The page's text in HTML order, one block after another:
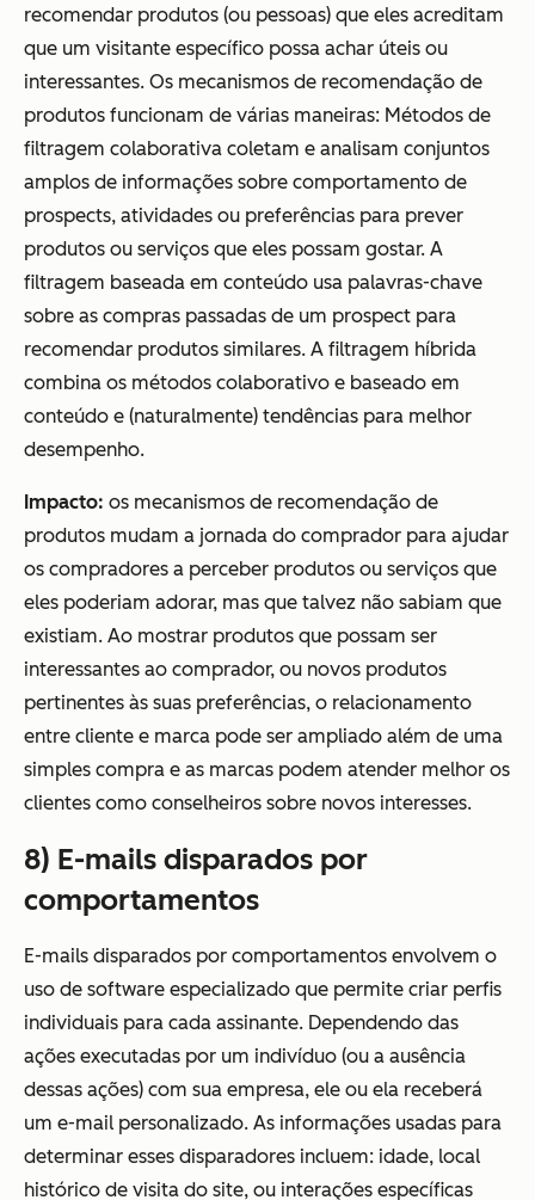
recomendar produtos (ou pessoas) que eles acreditam
que um visitante específico possa achar úteis ou
interessantes. Os mecanismos de recomendação de
produtos funcionam de várias maneiras: Métodos de
filtragem colaborativa coletam e analisam conjuntos
amplos de informações sobre comportamento de
prospects, atividades ou preferências para prever
produtos ou serviços que eles possam gostar. A
filtragem baseada em conteúdo usa palavras-chave
sobre as compras passadas de um prospect para
recomendar produtos similares. A filtragem híbrida
combina os métodos colaborativo e baseado em
conteúdo e (naturalmente) tendências para melhor
desempenho.
Impacto: os mecanismos de recomendação de
produtos mudam a jornada do comprador para ajudar
os compradores a perceber produtos ou serviços que
eles poderiam adorar, mas que talvez não sabiam que
existiam. Ao mostrar produtos que possam ser
interessantes ao comprador, ou novos produtos
pertinentes às suas preferências, o relacionamento
entre cliente e marca pode ser ampliado além de uma
simples compra e as marcas podem atender melhor os
clientes como conselheiros sobre novos interesses.
8) E-mails disparados por
comportamentos
E-mails disparados por comportamentos envolvem o
uso de software especializado que permite criar perfis
individuais para cada assinante. Dependendo das
ações executadas por um indivíduo (ou a ausência
dessas ações) com sua empresa, ele ou ela receberá
um e-mail personalizado. As informações usadas para
determinar esses disparadores incluem: idade, local
histórico de visita do site, ou interações específicas